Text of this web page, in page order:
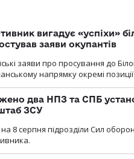
вигадує «успіхи»
заяви окупантів
заяви про просування до
напрямку окремі
два НПЗ та СПБ
ЗСУ
на 8 серпня підрозділи Сил